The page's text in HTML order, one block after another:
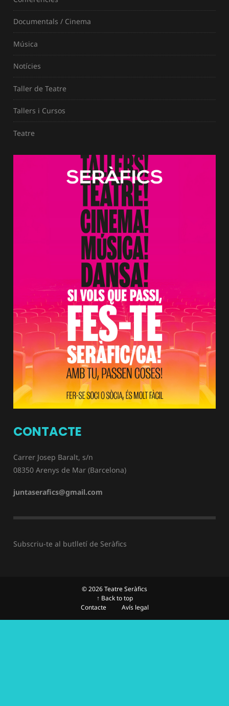
Documentals / Cinema
Música
Notícies
Taller de Teatre
Tallers i Cursos
Teatre
CONTACTE
Carrer Josep Baralt, s/n
08350 Arenys de Mar (Barcelona)
juntaserafics@gmail.com
Subscriu-te al butlletí de Seràfics
© 2026 Teatre Seràfics
↑ Back to top
Contacte
Avís legal